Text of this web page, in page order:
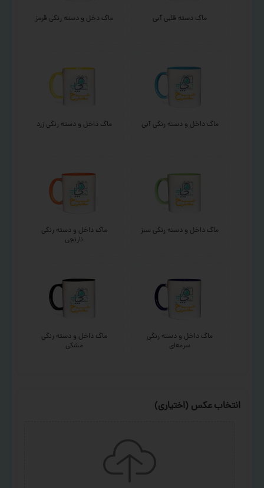
ماگ دسته قلبی آبی ماگ دخل و دسته رنگی قرمز
ماگ داخل و دسته رنگی آبی ماگ داخل و دسته رنگی زرد
ماگ داخل و دسته رنگی سبز
ماگ داخل و دسته رنگی
نارنجی
ماگ داخل و دسته رنگی
سرمه‌ای
ماگ داخل و دسته رنگی
مشکی
انتخاب عکس (اختیاری)